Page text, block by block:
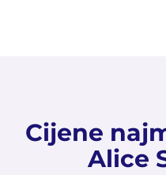
Cijene
Alice